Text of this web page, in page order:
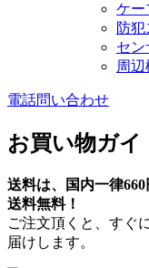
ケー
防
セン
周
電話問い合わせ
お買い物ガイ
送料は、国内一律
送料無料！
ご注文頂くと、すぐ
届けします。